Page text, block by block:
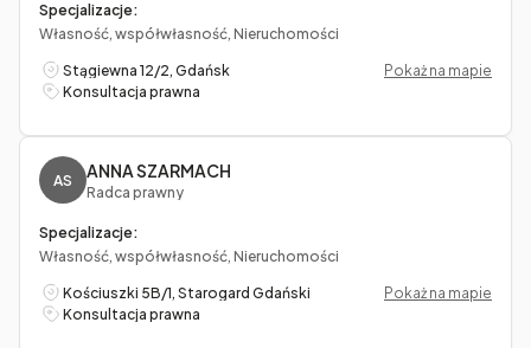
Specjalizacje:
Własność, współwłasność, Nieruchomości
Stągiewna 12/2, Gdańsk
Pokaż na mapie
Konsultacja prawna
AS ANNA SZARMACH
Radca prawny
Specjalizacje:
Własność, współwłasność, Nieruchomości
Kościuszki 5B/1, Starogard Gdański
Pokaż na mapie
Konsultacja prawna